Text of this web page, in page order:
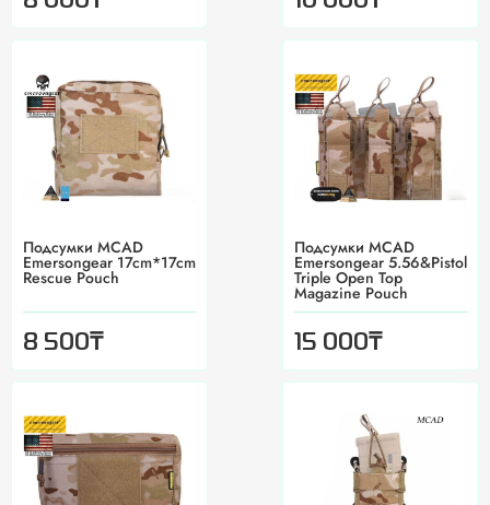
Подсумки MCAD
Emersongear 17cm*17cm
Rescue Pouch
8 500₸
Подсумки MCAD
Emersongear 5.56&Pistol
Triple Open Top
Magazine Pouch
15 000₸